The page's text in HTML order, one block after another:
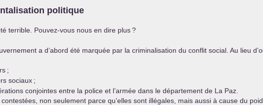
politique
terrible. Pouvez-vous nous en dire plus?
a d’abord été marquée par la criminalisation du conflit social. Au lieu
;
sociaux ;
conjointes entre la police et l’armée dans le département de La Paz.
non seulement parce qu’elles sont illégales, mais aussi à cause du